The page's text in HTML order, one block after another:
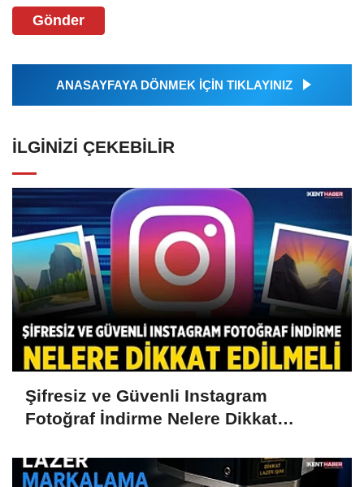
Gönder
ANASAYFAYA DÖNMEK İÇİN TIKLAYINIZ
İLGINIZI ÇEKEBILIR
Şifresiz ve Güvenli Instagram
Fotoğraf İndirme Nelere Dikkat